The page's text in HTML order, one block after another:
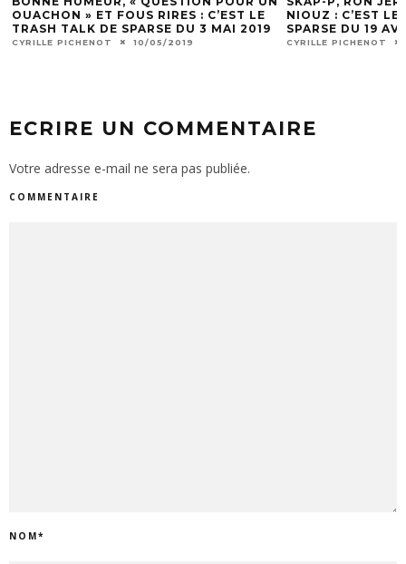
OUACHON » ET FOUS RIRES : C’EST LE
TRASH TALK DE SPARSE DU 3 MAI 2019
CYRILLE PICHENOT 10/05/2019
NIOUZ : C’EST
SPARSE DU 19
CYRILLE PICHENOT
ECRIRE UN COMMENTAIRE
Votre adresse e-mail ne sera pas publiée.
COMMENTAIRE
NOM*